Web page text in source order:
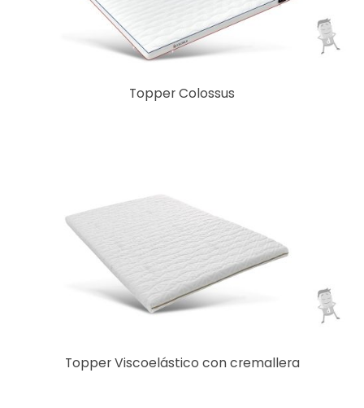
Topper Colossus
Topper Viscoelástico con cremallera